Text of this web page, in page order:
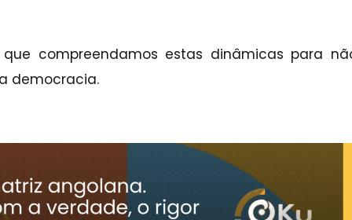
compreendamos estas dinâmicas para
democracia.